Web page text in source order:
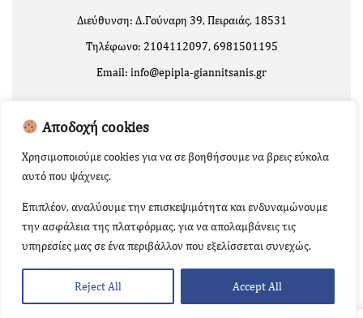
Αποδοχή cookies
Χρησιμοποιούμε cookies για να σε βοηθήσουμε να βρεις εύκολα
αυτό που ψάχνεις.
Επιπλέον, αναλύουμε την επισκεψιμότητα και ενδυναμώνουμε
την ασφάλεια της πλατφόρμας, για να απολαμβάνεις τις
υπηρεσίες μας σε ένα περιβάλλον που εξελίσσεται συνεχώς.
Reject All Accept All
Διεύθυνση: Δ.Γούναρη 39, Πειραιάς, 18531
Τηλέφωνο: 2104112097, 6981501195
Email: info@epipla-giannitsanis.gr
Copyright 2024 | Powered by Κατασκευή Ιστοσελίδων
RisePlan.gr